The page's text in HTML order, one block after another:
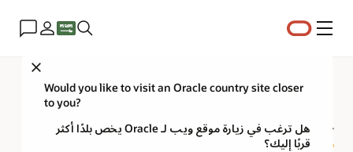
القائمة
Would you like to visit an Oracle country site closer
to you?
هل ترغب في زيارة موقع ويب لـ Oracle يخص بلدًا أكثر
قربًا إليك؟
جولة حول منتج Fusion CX Analytics